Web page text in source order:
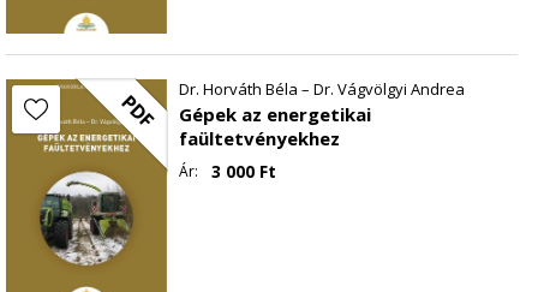
PDF Dr. Horváth Béla – Dr. Vágvölgyi Andrea
Gépek az energetikai
faültetvényekhez
Ár: 3 000 Ft